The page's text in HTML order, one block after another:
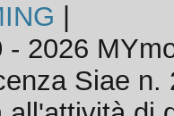
2026
Siae n.